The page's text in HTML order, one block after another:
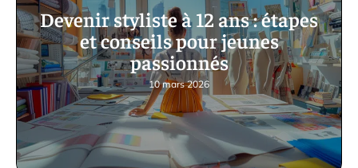
Devenir styliste à 12 ans : étapes
et conseils pour jeunes
passionnés
10 mars 2026